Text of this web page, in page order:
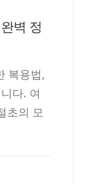
벽 정
복용법,
다. 여
초의 모